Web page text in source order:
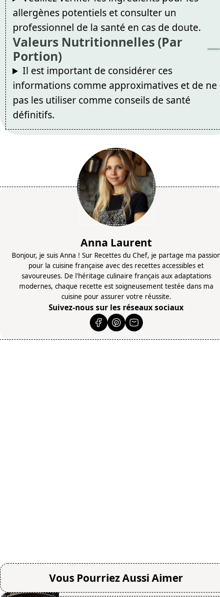
allergènes potentiels et consulter un
professionnel de la santé en cas de doute.
Valeurs Nutritionnelles (Par
Portion)
Il est important de considérer ces
informations comme approximatives et de ne
pas les utiliser comme conseils de santé
définitifs.
Anna Laurent
Bonjour, je suis Anna ! Sur Recettes du Chef, je partage ma
pour la cuisine française avec des recettes accessibles et
savoureuses. De l'héritage culinaire français aux adaptations
modernes, chaque recette est soigneusement testée dans ma
cuisine pour assurer votre réussite.
Suivez-nous sur les réseaux sociaux
Vous Pourriez Aussi Aimer